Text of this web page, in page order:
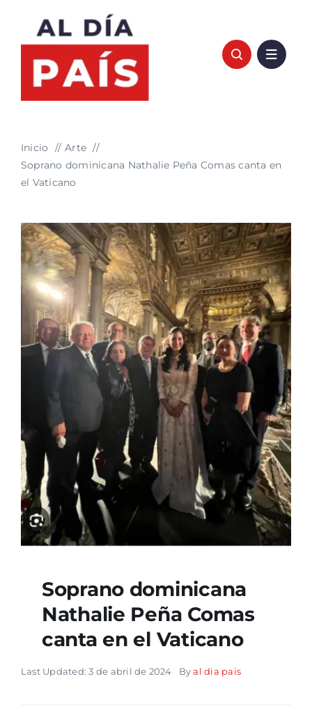
contenido
Inicio
Arte
Soprano dominicana Nathalie Peña Comas canta en
el Vaticano
Soprano dominicana
Nathalie Peña Comas
canta en el Vaticano
Last Updated: 3 de abril de 2024 Byal dia pais